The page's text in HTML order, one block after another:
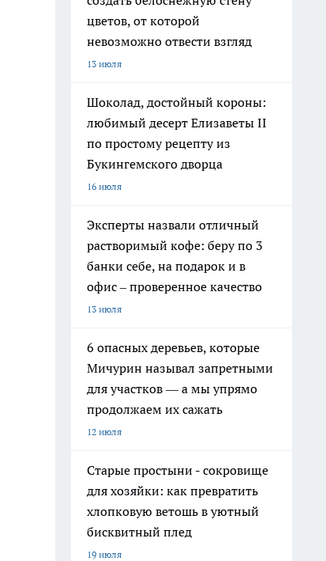
цветов, от которой
невозможно отвести взгляд
13 июля
Шоколад, достойный короны:
любимый десерт Елизаветы II
по простому рецепту из
Букингемского дворца
16 июля
Эксперты назвали отличный
растворимый кофе: беру по 3
банки себе, на подарок и в
офис – проверенное качество
13 июля
6 опасных деревьев, которые
Мичурин называл запретными
для участков — а мы упрямо
продолжаем их сажать
12 июля
Старые простыни - сокровище
для хозяйки: как превратить
хлопковую ветошь в уютный
бисквитный плед
19 июля